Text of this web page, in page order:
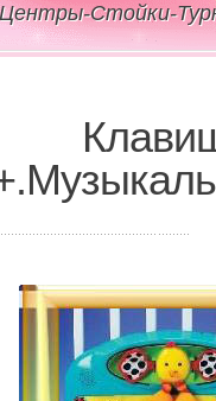
Центры-Стойки-